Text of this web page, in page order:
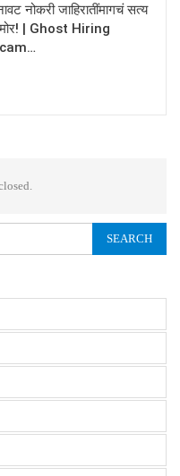
नोकरी जाहिरातींमागचं सत्य
| Ghost Hiring